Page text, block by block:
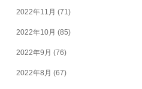
2022年11月 (71)
2022年10月 (85)
2022年9月 (76)
2022年8月 (67)